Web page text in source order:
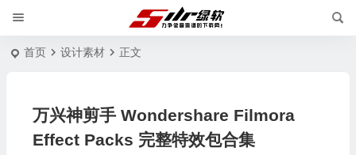
首页 设计素材 正文
万兴神剪手 Wondershare Filmora
Effect Packs 完整特效包合集